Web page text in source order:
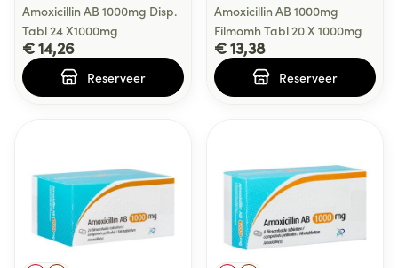
Amoxicillin AB 1000mg Disp.
Tabl 24 X1000mg
€ 14,26
Reserveer
Amoxicillin AB 1000mg
Filmomh Tabl 20 X 1000mg
€ 13,38
Reserveer